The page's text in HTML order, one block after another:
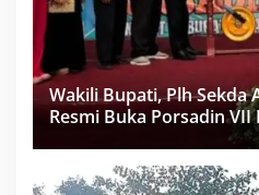
Wakili Bupati, Plh Sekda
Resmi Buka Porsadin VII